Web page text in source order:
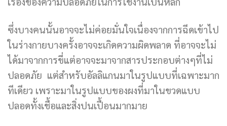
ซึ่งบางคนนั้นอาจจะไม่ค่อยมั่นใจเนื่องจากการฉีดเข้าไป
ในร่างกายบางครั้งอาจจะเกิดความผิดพลาด ที่อาจจะไม่
ได้มาจากการขี่แต่อาจจะมาจากสารประกอบต่างๆที่ไม่
ปลอดภัย แต่สำหรับอัลลิแกนมาในรูปแบบที่เฉพาะมาก
ทีเดียว เพราะมาในรูปแบบของผงที่มาในขวดแบบ
ปลอดทั้งเชื้อและสิ่งปนเปื้อนมากมาย